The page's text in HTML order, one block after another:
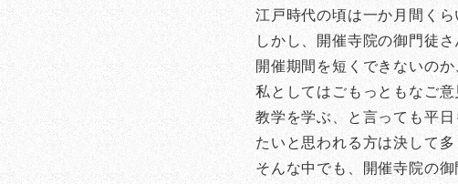
江戸時代の頃は一か月間く
しかし、開催寺院の御門徒
開催期間を短くできないの
私としてはごもっともなご意
教学を学ぶ、と言っても平
たいと思われる方は決して多
そんな中でも、開催寺院の